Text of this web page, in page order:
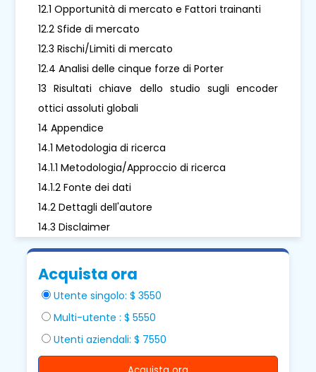
12.1 Opportunità di mercato e Fattori trainanti
12.2 Sfide di mercato
12.3 Rischi/Limiti di mercato
12.4 Analisi delle cinque forze di Porter
13 Risultati chiave dello studio sugli encoder
ottici assoluti globali
14 Appendice
14.1 Metodologia di ricerca
14.1.1 Metodologia/Approccio di ricerca
14.1.2 Fonte dei dati
14.2 Dettagli dell'autore
14.3 Disclaimer
Acquista ora
Utente singolo: $ 3550
Multi-utente : $ 5550
Utenti aziendali: $ 7550